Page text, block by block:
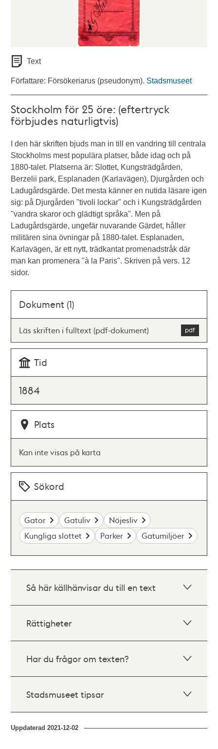
Text
Författare: Försökeriarus (pseudonym). Stadsmuseet
Stockholm för 25 öre: (eftertryck
förbjudes naturligtvis)
I den här skriften bjuds man in till en vandring till centrala
Stockholms mest populära platser, både idag och på
1880-talet. Platserna är: Slottet, Kungsträdgården,
Berzelii park, Esplanaden (Karlavägen), Djurgården och
Ladugårdsgärde. Det mesta känner en nutida läsare igen
sig: på Djurgården "tivoli lockar" och i Kungsträdgården
"vandra skaror och glädtigt språka". Men på
Ladugårdsgärde, ungefär nuvarande Gärdet, håller
militären sina övningar på 1880-talet. Esplanaden,
Karlavägen, är ett nytt, trädkantat promenadstråk där
man kan promenera "à la Paris". Skriven på vers. 12
sidor.
Dokument (1)
Läs skriften i fulltext (pdf-dokument)
Tid
1884
Plats
Kan inte visas på karta
Sökord
Gator Gatuliv
Nöjesliv
Kungliga slottet
Parker Gatumiljöer
Så här källhänvisar du till en text
Rättigheter
Har du frågor om texten?
Stadsmuseet tipsar
Uppdaterad2021-12-02